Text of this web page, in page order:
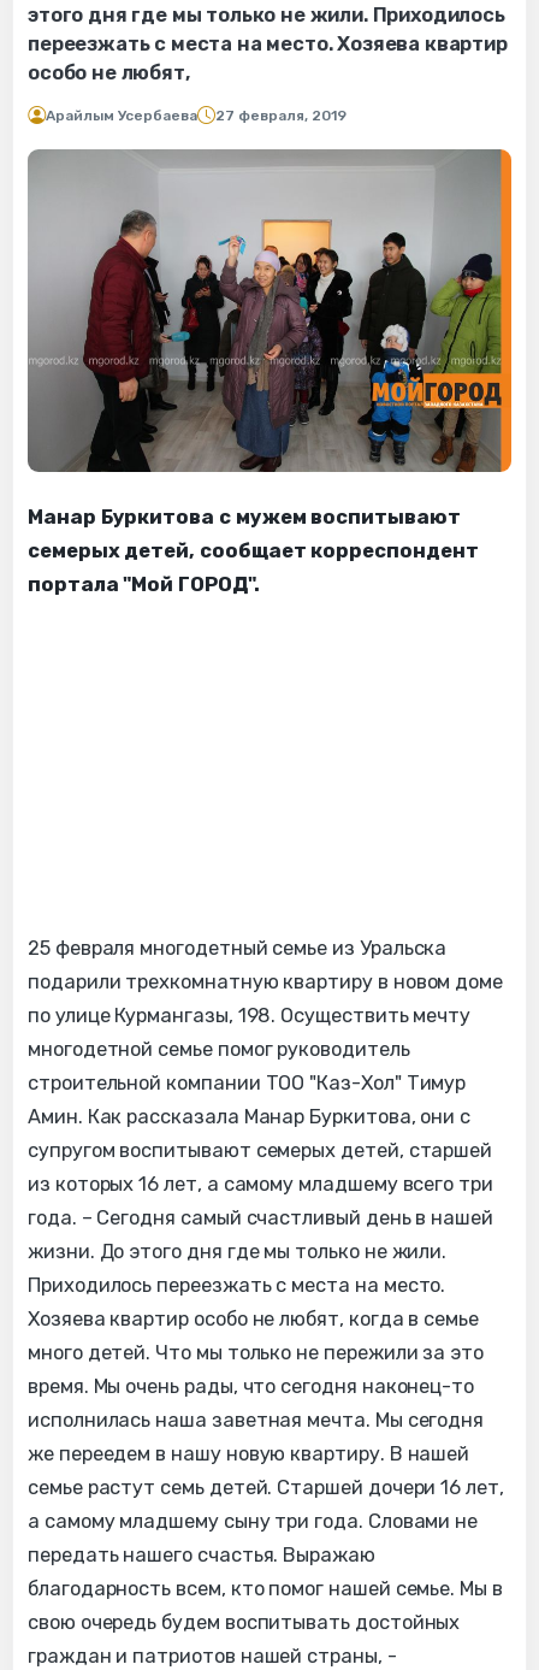
этого дня где мы только не жили. Приходилось
переезжать с места на место. Хозяева квартир
особо не любят,
Арайлым Усербаева 27 февраля, 2019
Манар Буркитова с мужем воспитывают
семерых детей, сообщает корреспондент
портала "Мой ГОРОД".
25 февраля многодетный семье из Уральска
подарили трехкомнатную квартиру в новом доме
по улице Курмангазы, 198. Осуществить мечту
многодетной семье помог руководитель
строительной компании ТОО "Каз-Хол" Тимур
Амин. Как рассказала Манар Буркитова, они с
супругом воспитывают семерых детей, старшей
из которых 16 лет, а самому младшему всего три
года. – Сегодня самый счастливый день в нашей
жизни. До этого дня где мы только не жили.
Приходилось переезжать с места на место.
Хозяева квартир особо не любят, когда в семье
много детей. Что мы только не пережили за это
время. Мы очень рады, что сегодня наконец-то
исполнилась наша заветная мечта. Мы сегодня
же переедем в нашу новую квартиру. В нашей
семье растут семь детей. Старшей дочери 16 лет,
а самому младшему сыну три года. Словами не
передать нашего счастья. Выражаю
благодарность всем, кто помог нашей семье. Мы в
свою очередь будем воспитывать достойных
граждан и патриотов нашей страны, -